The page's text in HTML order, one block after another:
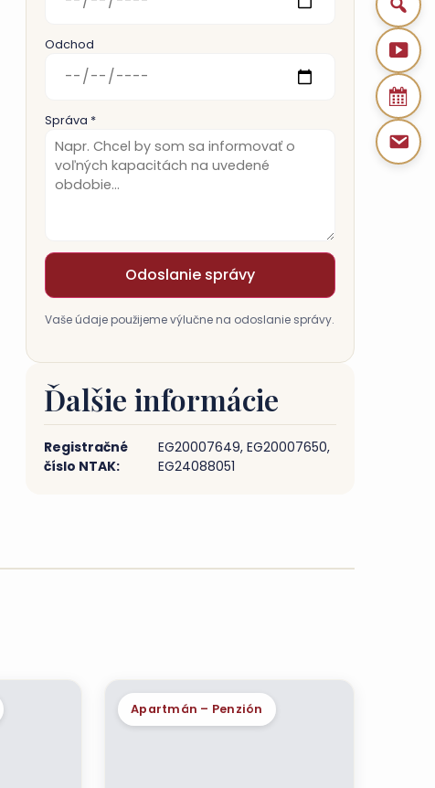
Odchod
Správa *
Odoslanie správy
Vaše údaje použijeme výlučne na odoslanie správy.
Ďalšie informácie
Registračné
číslo NTAK:
EG20007649, EG20007650​​​​​​​​​​​​​​,
EG24088051
Apartmán – Penzión